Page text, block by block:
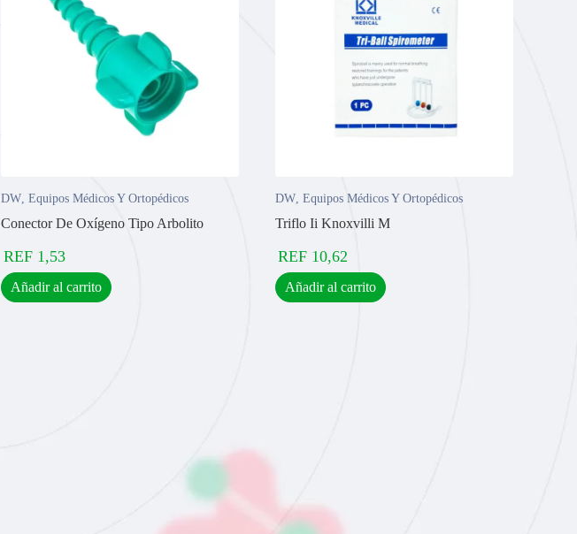
DW, Equipos Médicos Y Ortopédicos
Conector De Oxígeno Tipo Arbolito
REF 1,53
Añadir al carrito
DW, Equipos Médicos Y Ortopédicos
Triflo Ii Knoxvilli M
REF 10,62
Añadir al carrito